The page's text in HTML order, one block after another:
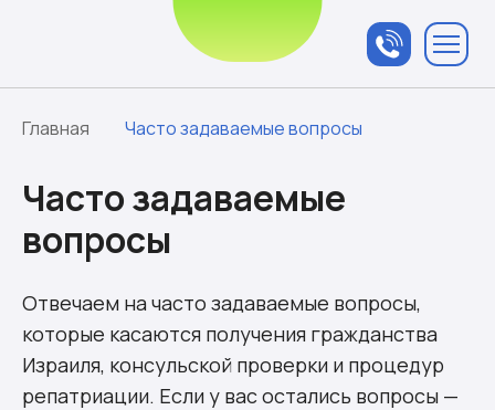
менеджером
Главная Часто задаваемые вопросы
Часто задаваемые
вопросы
Отвечаем на часто задаваемые вопросы,
которые касаются получения гражданства
Израиля, консульской проверки и процедур
репатриации. Если у вас остались вопросы —